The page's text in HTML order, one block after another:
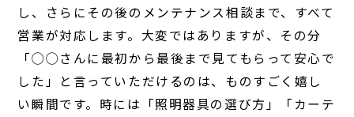
し、さらにその後のメンテナンス相談まで、すべて
営業が対応します。大変ではありますが、その分
「◯◯さんに最初から最後まで見てもらって安心で
した」と言っていただけるのは、ものすごく嬉し
い瞬間です。時には「照明器具の選び方」「カーテ